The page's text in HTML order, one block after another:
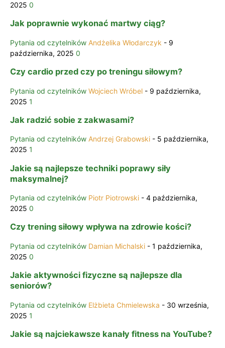
2025 0
Jak poprawnie wykonać martwy ciąg?
Pytania od czytelników Andżelika Włodarczyk - 9
października, 2025 0
Czy cardio przed czy po treningu siłowym?
Pytania od czytelników Wojciech Wróbel - 9 października,
2025 1
Jak radzić sobie z zakwasami?
Pytania od czytelników Andrzej Grabowski - 5 października,
2025 1
Jakie są najlepsze techniki poprawy siły
maksymalnej?
Pytania od czytelników Piotr Piotrowski - 4 października,
2025 0
Czy trening siłowy wpływa na zdrowie kości?
Pytania od czytelników Damian Michalski - 1 października,
2025 0
Jakie aktywności fizyczne są najlepsze dla
seniorów?
Pytania od czytelników Elżbieta Chmielewska - 30 września,
2025 1
Jakie są najciekawsze kanały fitness na YouTube?